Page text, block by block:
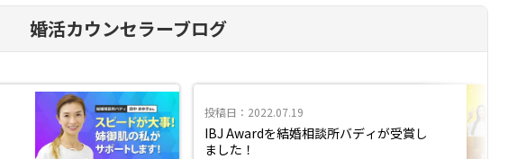
婚活カウンセラーブログ
投稿日：2022.07.19
IBJ Awardを結婚相談所バディが受賞し
ました！